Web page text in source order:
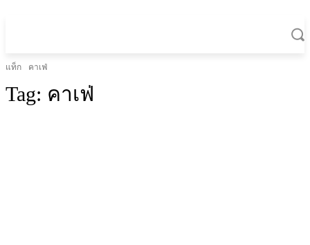
แท็ก คาเฟ่
Tag: คาเฟ่